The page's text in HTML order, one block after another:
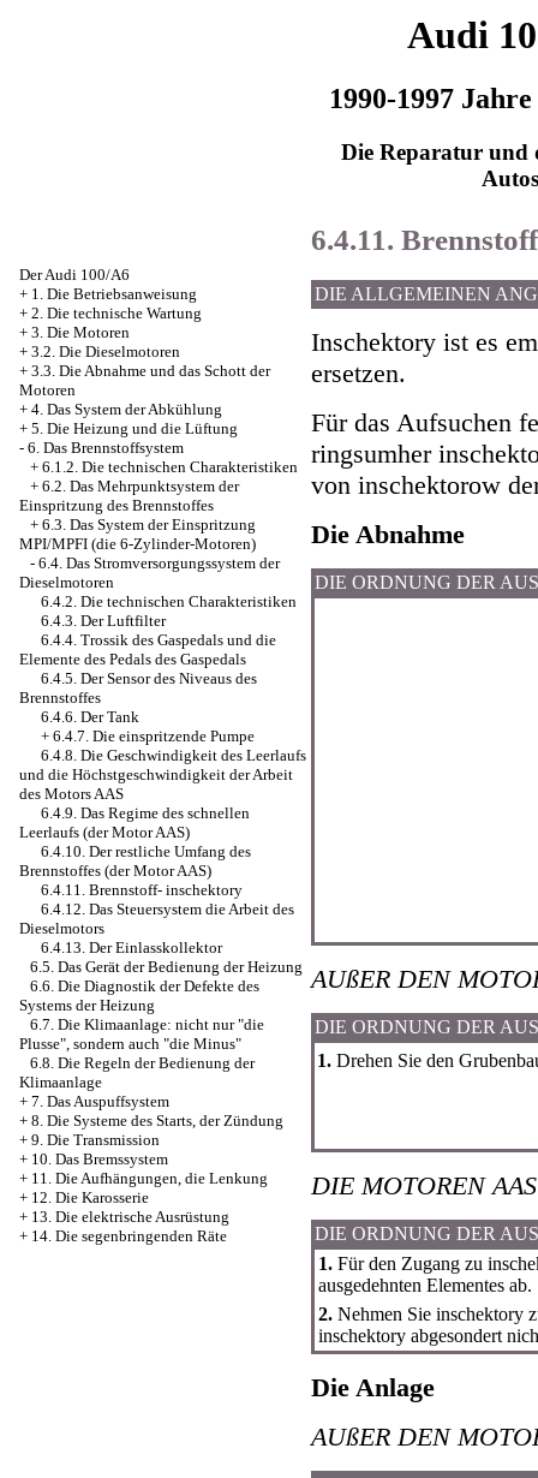
Audi
1990-1997
Die Reparatur und
Autos
Der Audi 100/A6
+ 1. Die Betriebsanweisung
+ 2. Die technische Wartung
+ 3. Die Motoren
+ 3.2. Die Dieselmotoren
+ 3.3. Die Abnahme und das Schott der
Motoren
+ 4. Das System der Abkühlung
+ 5. Die Heizung und die Lüftung
- 6. Das Brennstoffsystem
+ 6.1.2. Die technischen Charakteristiken
+ 6.2. Das Mehrpunktsystem der
Einspritzung des Brennstoffes
+ 6.3. Das System der Einspritzung
MPI/MPFI (die 6-Zylinder-Motoren)
- 6.4. Das Stromversorgungssystem der
Dieselmotoren
6.4.2. Die technischen Charakteristiken
6.4.3. Der Luftfilter
6.4.4. Trossik des Gaspedals und die
Elemente des Pedals des Gaspedals
6.4.5. Der Sensor des Niveaus des
Brennstoffes
6.4.6. Der Tank
+ 6.4.7. Die einspritzende Pumpe
6.4.8. Die Geschwindigkeit des Leerlaufs
und die Höchstgeschwindigkeit der Arbeit
des Motors AAS
6.4.9. Das Regime des schnellen
Leerlaufs (der Motor AAS)
6.4.10. Der restliche Umfang des
Brennstoffes (der Motor AAS)
6.4.11. Brennstoff- inschektory
6.4.12. Das Steuersystem die Arbeit des
Dieselmotors
6.4.13. Der Einlasskollektor
6.5. Das Gerät der Bedienung der Heizung
6.6. Die Diagnostik der Defekte des
Systems der Heizung
6.7. Die Klimaanlage: nicht nur "die
Plusse", sondern auch "die Minus"
6.8. Die Regeln der Bedienung der
Klimaanlage
+ 7. Das Auspuffsystem
+ 8. Die Systeme des Starts, der Zündung
+ 9. Die Transmission
+ 10. Das Bremssystem
+ 11. Die Aufhängungen, die Lenkung
+ 12. Die Karosserie
+ 13. Die elektrische Ausrüstung
+ 14. Die segenbringenden Räte
6.4.11.
DIE ALLGEMEINEN
Inschektory ist es
ersetzen.
Für das Aufsuchen
ringsumher
von inschektorow
Die Abnahme
DIE ORDNUNG DER
AUßER DEN
DIE ORDNUNG DER
1. Drehen Sie den
DIE MOTOREN AAS
DIE ORDNUNG DER
1. Für den Zugang zu
ausgedehnten Elementes ab.
2. Nehmen Sie inschektory
inschektory abgesondert
Die Anlage
AUßER DEN